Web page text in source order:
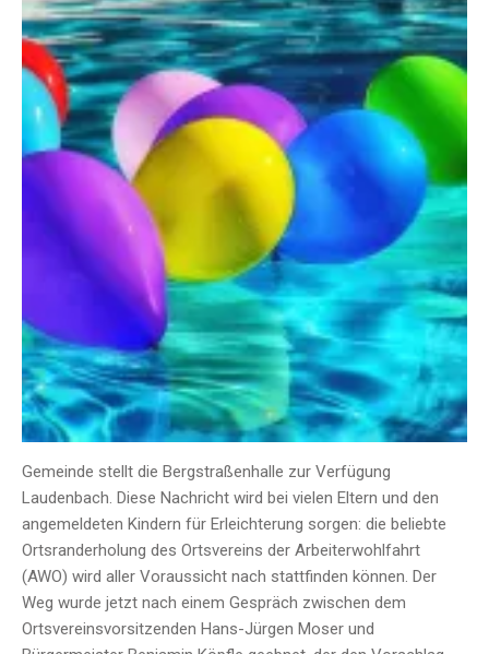
Gemeinde stellt die Bergstraßenhalle zur Verfügung
Laudenbach. Diese Nachricht wird bei vielen Eltern und den
angemeldeten Kindern für Erleichterung sorgen: die beliebte
Ortsranderholung des Ortsvereins der Arbeiterwohlfahrt
(AWO) wird aller Voraussicht nach stattfinden können. Der
Weg wurde jetzt nach einem Gespräch zwischen dem
Ortsvereinsvorsitzenden Hans-Jürgen Moser und